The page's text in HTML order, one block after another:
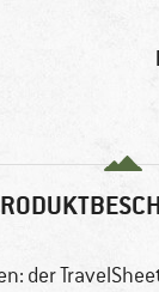
der